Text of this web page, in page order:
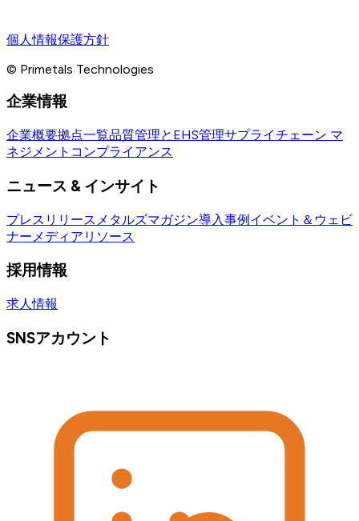
個人情報保護方針
© Primetals Technologies
企業情報
企業概要拠点一覧品質管理とEHS管理サプライチェーン マ
ネジメント コンプライアンス
ニュース & インサイト
プレスリリース メタルズマガジン導入事例イベント＆ウェビ
ナー メディアリソース
採用情報
求人情報
SNSアカウント